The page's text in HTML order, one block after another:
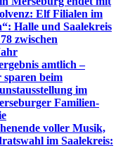
Elf Filialen im
Halle und Saalekreis
zwischen
amtlich –
sparen beim
im
Familien-
voller Musik,
im Saalekreis: